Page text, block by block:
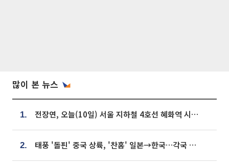
많이 본 뉴스
1. 전장연, 오늘(10일) 서울 지하철 4호선 혜화역 시위…1호선 용산역 무정차
2. 태풍 '돌핀' 중국 상륙, '찬홈' 일본→한국…각국 기상청 예상 경로는?